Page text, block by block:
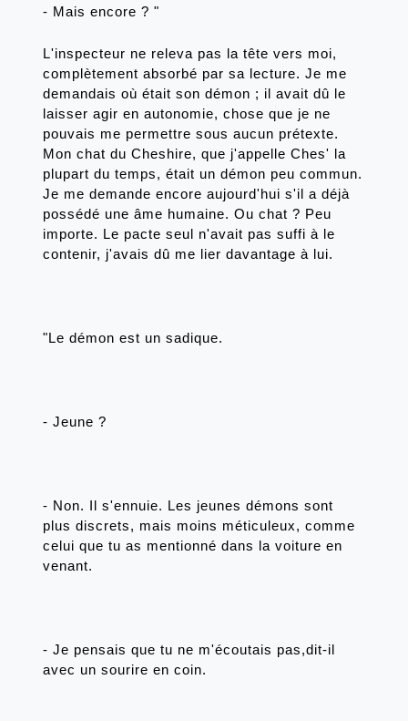
- Mais encore ? "
L'inspecteur ne releva pas la tête vers moi,
complètement absorbé par sa lecture. Je me
demandais où était son démon ; il avait dû le
laisser agir en autonomie, chose que je ne
pouvais me permettre sous aucun prétexte.
Mon chat du Cheshire, que j'appelle Ches' la
plupart du temps, était un démon peu commun.
Je me demande encore aujourd'hui s'il a déjà
possédé une âme humaine. Ou chat ? Peu
importe. Le pacte seul n'avait pas suffi à le
contenir, j'avais dû me lier davantage à lui.
"Le démon est un sadique.
- Jeune ?
- Non. Il s'ennuie. Les jeunes démons sont
plus discrets, mais moins méticuleux, comme
celui que tu as mentionné dans la voiture en
venant.
- Je pensais que tu ne m'écoutais pas,dit-il
avec un sourire en coin.